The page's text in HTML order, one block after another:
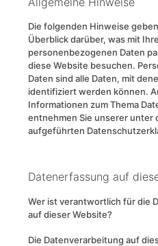
Die folgenden Hinweise
Überblick darüber, was mit
personenbezogenen Daten
diese Website besuchen.
Daten sind alle Daten, mit
identifiziert werden können.
Informationen zum Thema
entnehmen Sie unserer unter
aufgeführten
Datenerfassung auf
Wer ist verantwortlich für die
auf dieser Website?
Die Datenverarbeitung auf